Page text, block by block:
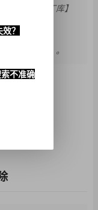
【
武器补丁库】
器补丁库】。
？
不准确